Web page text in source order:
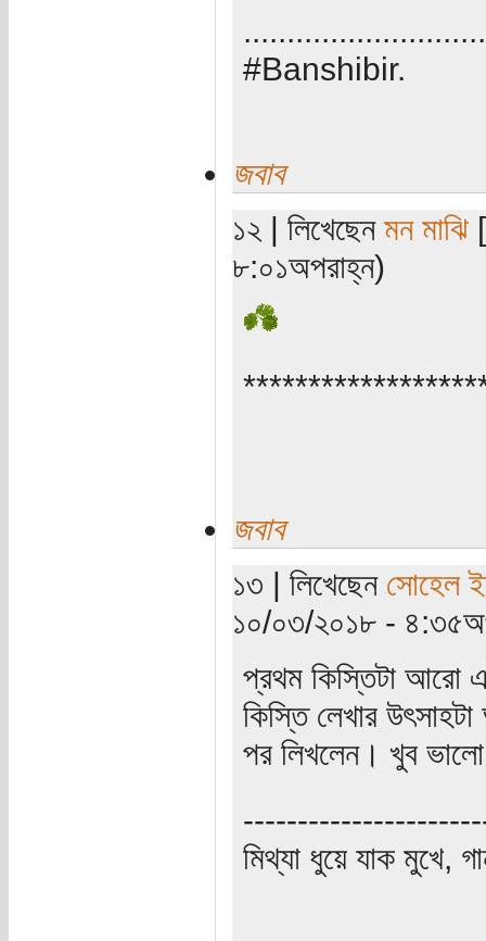
#Banshibir.
জবাব
১২ | লিখেছেন মন মাঝি
৮:০১অপরাহ্ন)
জবাব
১৩ | লিখেছেন সোহেল
১০/০৩/২০১৮ -
প্রথম কিস্তিটা আরো
কিস্তি লেখার
পর লিখলেন। খুব
মিথ্যা ধুয়ে যাক মুখে,